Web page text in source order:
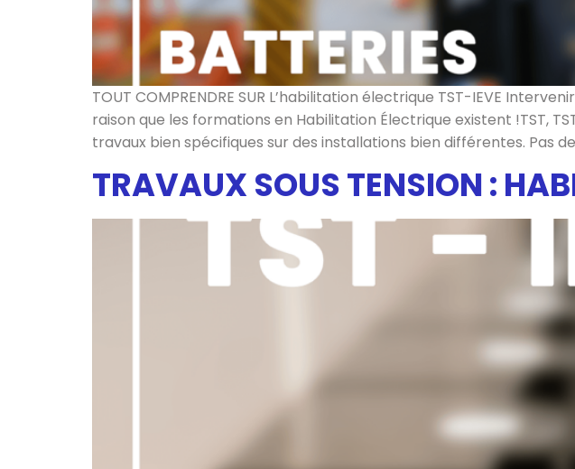
TOUT COMPRENDRE SUR L’habilitation électrique TST-IEVE
raison que les formations en Habilitation Électrique existent !TST,
travaux bien spécifiques sur des installations bien différentes. Pas
TRAVAUX SOUS TENSION :